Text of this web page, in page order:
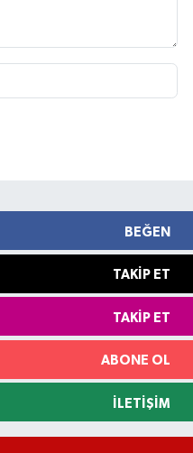
BEĞEN
TAKIP ET
TAKIP ET
ABONE OL
İLETIŞIM